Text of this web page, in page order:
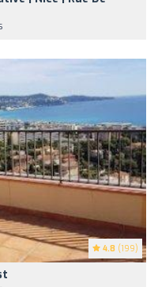
4.8 (199)